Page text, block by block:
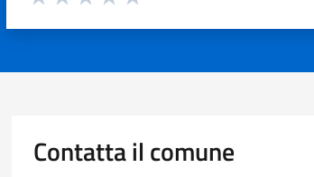
Contatta il comune